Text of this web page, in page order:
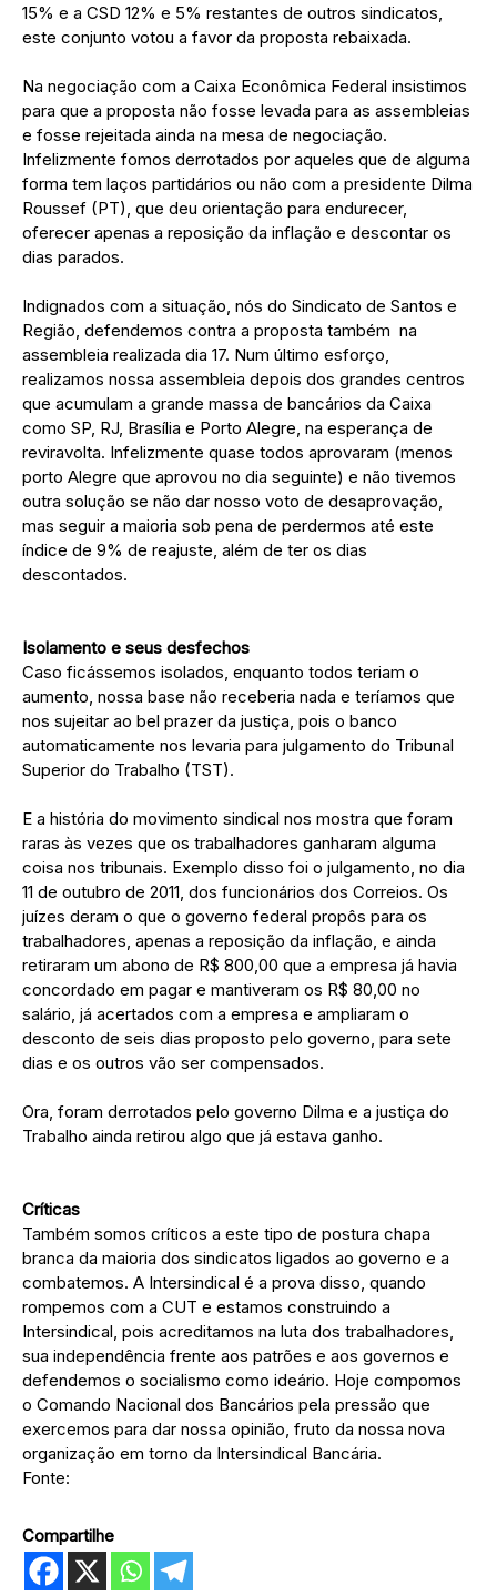
15% e a CSD 12% e 5% restantes de outros sindicatos,
este conjunto votou a favor da proposta rebaixada.
Na negociação com a Caixa Econômica Federal insistimos
para que a proposta não fosse levada para as assembleias
e fosse rejeitada ainda na mesa de negociação.
Infelizmente fomos derrotados por aqueles que de alguma
forma tem laços partidários ou não com a presidente Dilma
Roussef (PT), que deu orientação para endurecer,
oferecer apenas a reposição da inflação e descontar os
dias parados.
Indignados com a situação, nós do Sindicato de Santos e
Região, defendemos contra a proposta também na
assembleia realizada dia 17. Num último esforço,
realizamos nossa assembleia depois dos grandes centros
que acumulam a grande massa de bancários da Caixa
como SP, RJ, Brasília e Porto Alegre, na esperança de
reviravolta. Infelizmente quase todos aprovaram (menos
porto Alegre que aprovou no dia seguinte) e não tivemos
outra solução se não dar nosso voto de desaprovação,
mas seguir a maioria sob pena de perdermos até este
índice de 9% de reajuste, além de ter os dias
descontados.
Isolamento e seus desfechos
Caso ficássemos isolados, enquanto todos teriam o
aumento, nossa base não receberia nada e teríamos que
nos sujeitar ao bel prazer da justiça, pois o banco
automaticamente nos levaria para julgamento do Tribunal
Superior do Trabalho (TST).
E a história do movimento sindical nos mostra que foram
raras às vezes que os trabalhadores ganharam alguma
coisa nos tribunais. Exemplo disso foi o julgamento, no dia
11 de outubro de 2011, dos funcionários dos Correios. Os
juízes deram o que o governo federal propôs para os
trabalhadores, apenas a reposição da inflação, e ainda
retiraram um abono de R$ 800,00 que a empresa já havia
concordado em pagar e mantiveram os R$ 80,00 no
salário, já acertados com a empresa e ampliaram o
desconto de seis dias proposto pelo governo, para sete
dias e os outros vão ser compensados.
Ora, foram derrotados pelo governo Dilma e a justiça do
Trabalho ainda retirou algo que já estava ganho.
Críticas
Também somos críticos a este tipo de postura chapa
branca da maioria dos sindicatos ligados ao governo e a
combatemos. A Intersindical é a prova disso, quando
rompemos com a CUT e estamos construindo a
Intersindical, pois acreditamos na luta dos trabalhadores,
sua independência frente aos patrões e aos governos e
defendemos o socialismo como ideário. Hoje compomos
o Comando Nacional dos Bancários pela pressão que
exercemos para dar nossa opinião, fruto da nossa nova
organização em torno da Intersindical Bancária.
Fonte:
Compartilhe